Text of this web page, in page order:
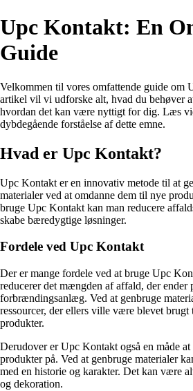
Upc Kontakt: En
Guide
Velkommen til vores omfattende guide om
artikel vil vi udforske alt, hvad du behøver
hvordan det kan være nyttigt for dig. Læs
dybdegående forståelse af dette emne.
Hvad er Upc Kontakt?
Upc Kontakt er en innovativ metode til at
materialer ved at omdanne dem til nye
bruge Upc Kontakt kan man reducere
skabe bæredygtige løsninger.
Fordele ved Upc Kontakt
Der er mange fordele ved at bruge Upc
reducerer det mængden af affald, der ender
forbrændingsanlæg. Ved at genbruge
ressourcer, der ellers ville være blevet brugt
produkter.
Derudover er Upc Kontakt også en måde
produkter på. Ved at genbruge materialer
med en historie og karakter. Det kan være
og dekoration.